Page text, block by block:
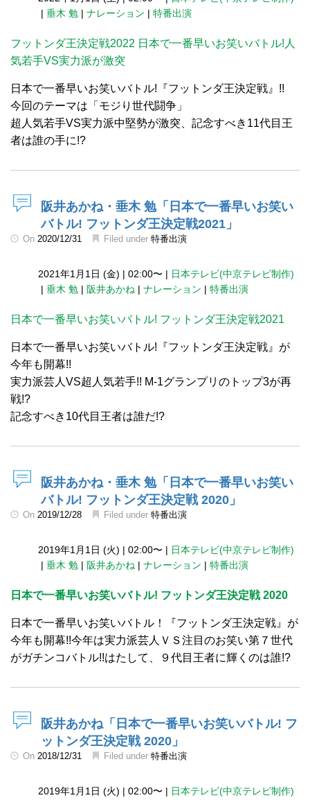
| 垂木 勉 | ナレーション | 特番出演
フットンダ王決定戦2022 日本で一番早いお笑いバトル!人
気若手VS実力派が激突
日本で一番早いお笑いバトル!『フットンダ王決定戦』!!
今回のテーマは「モジり世代闘争」
超人気若手VS実力派中堅勢が激突、記念すべき11代目王
者は誰の手に!?
阪井あかね・垂木 勉「日本で一番早いお笑い
バトル! フットンダ王決定戦2021」
On 2020/12/31 Filed under 特番出演
2021年1月1日 (金) | 02:00〜 | 日本テレビ(中京テレビ制作)
| 垂木 勉 | 阪井あかね | ナレーション | 特番出演
日本で一番早いお笑いバトル! フットンダ王決定戦2021
日本で一番早いお笑いバトル!『フットンダ王決定戦』が
今年も開幕!!
実力派芸人VS超人気若手!! M-1グランプリのトップ3が再
戦!?
記念すべき10代目王者は誰だ!?
阪井あかね・垂木 勉「日本で一番早いお笑い
バトル! フットンダ王決定戦 2020」
On 2019/12/28 Filed under 特番出演
2019年1月1日 (火) | 02:00〜 | 日本テレビ(中京テレビ制作)
| 垂木 勉 | 阪井あかね | ナレーション | 特番出演
日本で一番早いお笑いバトル! フットンダ王決定戦 2020
日本で一番早いお笑いバトル！『フットンダ王決定戦』が
今年も開幕!!今年は実力派芸人ＶＳ注目のお笑い第７世代
がガチンコバトル!!はたして、９代目王者に輝くのは誰!?
阪井あかね「日本で一番早いお笑いバトル! フ
ットンダ王決定戦 2020」
On 2018/12/31 Filed under 特番出演
2019年1月1日 (火) | 02:00〜 | 日本テレビ(中京テレビ制作)